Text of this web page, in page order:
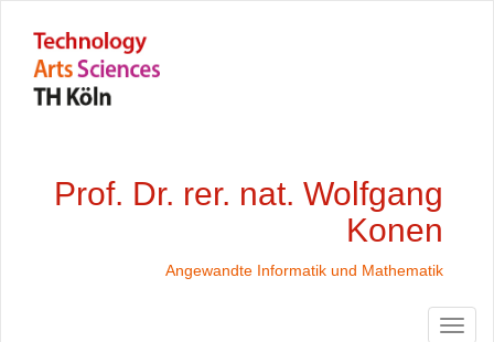
Prof. Dr. rer. nat. Wolfgang
Konen
Angewandte Informatik und Mathematik